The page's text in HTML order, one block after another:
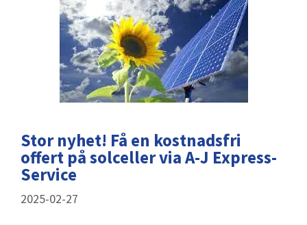
Stor nyhet! Få en kostnadsfri
offert på solceller via A-J Express-
Service
2025-02-27